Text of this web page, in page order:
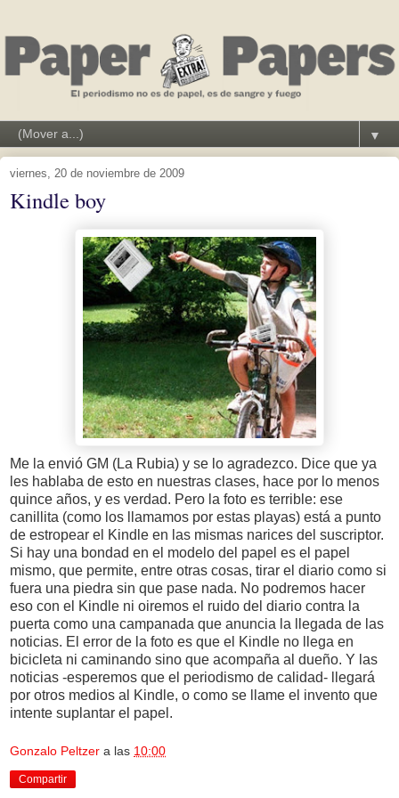
▼
viernes, 20 de noviembre de 2009
Kindle boy
Me la envió GM (La Rubia) y se lo agradezco. Dice que ya
les hablaba de esto en nuestras clases, hace por lo menos
quince años, y es verdad. Pero la foto es terrible: ese
canillita (como los llamamos por estas playas) está a punto
de estropear el Kindle en las mismas narices del suscriptor.
Si hay una bondad en el modelo del papel es el papel
mismo, que permite, entre otras cosas, tirar el diario como si
fuera una piedra sin que pase nada. No podremos hacer
eso con el Kindle ni oiremos el ruido del diario contra la
puerta como una campanada que anuncia la llegada de las
noticias. El error de la foto es que el Kindle no llega en
bicicleta ni caminando sino que acompaña al dueño. Y las
noticias -esperemos que el periodismo de calidad- llegará
por otros medios al Kindle, o como se llame el invento que
intente suplantar el papel.
Gonzalo Peltzer a las 10:00
Compartir